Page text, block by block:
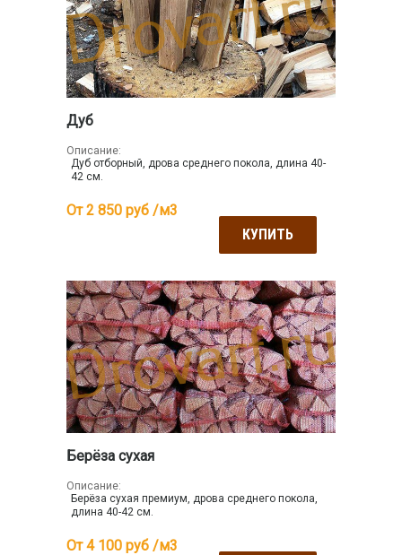
Дуб
Описание:
Дуб отборный, дрова среднего покола, длина 40-
42 см.
От 2 850 руб /м3
КУПИТЬ
Берёза сухая
Описание:
Берёза сухая премиум, дрова среднего покола,
длина 40-42 см.
От 4 100 руб /м3